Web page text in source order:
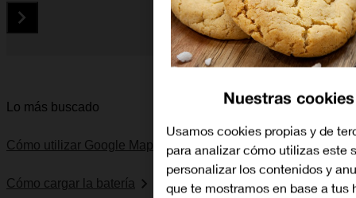
Diapositiva 1 de 5. Huawei Mate 40 Pro - Black - imagen 1
Lo más buscado
Cómo utilizar Google Maps
Cómo cargar la batería
Nuestras cookies
Usamos cookies propias y de
para analizar cómo utilizas este
personalizar los contenidos y
que te mostramos en base a tus